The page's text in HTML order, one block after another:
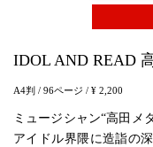
IDOL AND READ
A4判 / 96ページ / ¥ 2,200
ミュージシャン“高田メ
アイドル界隈に造詣の